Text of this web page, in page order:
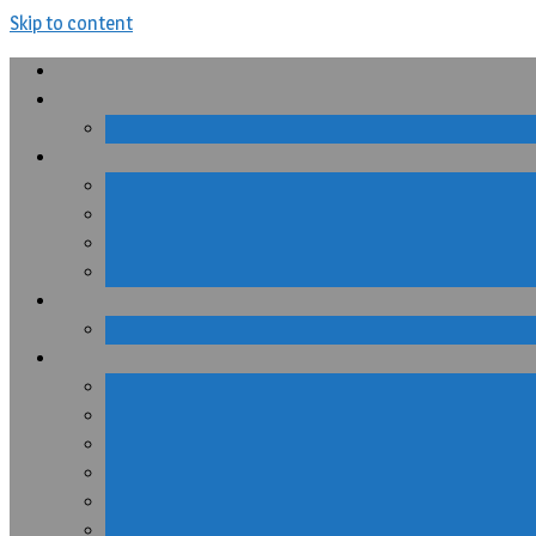
Skip to content